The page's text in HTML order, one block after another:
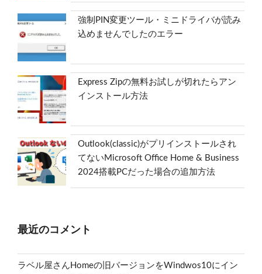
強制PIN変更ツール・ミニドライバが読み
込めませんでしたのエラー
Express Zipの無料お試しが切れたらアン
インストール方法
Outlook(classic)がプリインストールされ
てないMicrosoft Office Home & Business
2024搭載PCだった場合の追加方法
最近のコメント
ラベル屋さんHomeの旧バージョンをWindwos10にイン